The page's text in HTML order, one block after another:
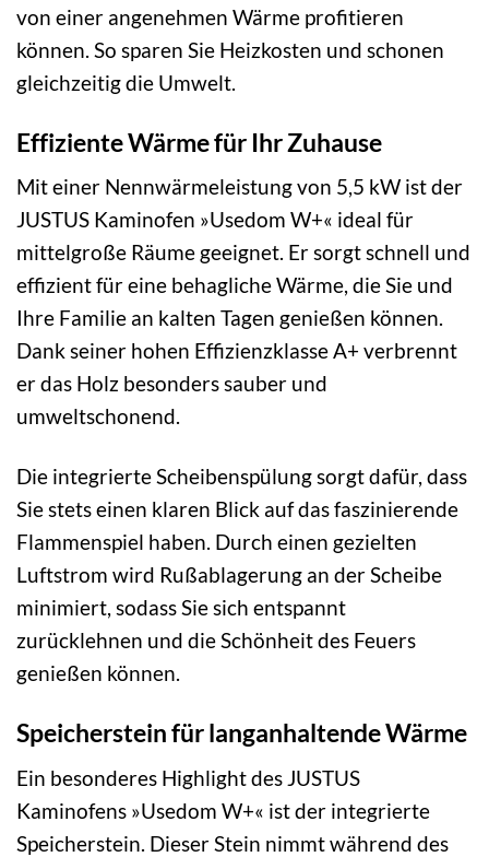
von einer angenehmen Wärme profitieren
können. So sparen Sie Heizkosten und schonen
gleichzeitig die Umwelt.
Effiziente Wärme für Ihr Zuhause
Mit einer Nennwärmeleistung von 5,5 kW ist der
JUSTUS Kaminofen »Usedom W+« ideal für
mittelgroße Räume geeignet. Er sorgt schnell und
effizient für eine behagliche Wärme, die Sie und
Ihre Familie an kalten Tagen genießen können.
Dank seiner hohen Effizienzklasse A+ verbrennt
er das Holz besonders sauber und
umweltschonend.
Die integrierte Scheibenspülung sorgt dafür, dass
Sie stets einen klaren Blick auf das faszinierende
Flammenspiel haben. Durch einen gezielten
Luftstrom wird Rußablagerung an der Scheibe
minimiert, sodass Sie sich entspannt
zurücklehnen und die Schönheit des Feuers
genießen können.
Speicherstein für langanhaltende Wärme
Ein besonderes Highlight des JUSTUS
Kaminofens »Usedom W+« ist der integrierte
Speicherstein. Dieser Stein nimmt während des